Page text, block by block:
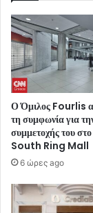
Ο Όμιλος Fourlis
τη συμφωνία για
συμμετοχής του
South Ring Mall
6 ώρες ago